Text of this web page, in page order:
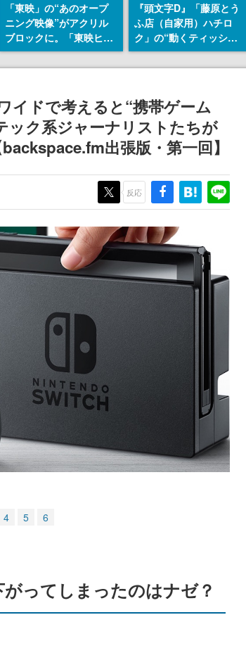
「東映」の“あのオープ
ニング映像”がアクリル
ブロックに。「東映ヒス
トリカル グッズコレクシ
ョン」が8月下旬より発
『頭文字D』「藤原とう
ふ店（自家用）ハチロ
ク」の“動くティッシュ
ケース”が買えるポップ
アップショップが開催
群馬の「イオンモール高
崎」にて、8月11日から8
月20日までの期間限定で
開催予定
イドで考えると“携帯ゲーム
ク系ジャーナリストたちが
出張版・第一回】
反応
4 5 6
ってしまったのはナゼ？